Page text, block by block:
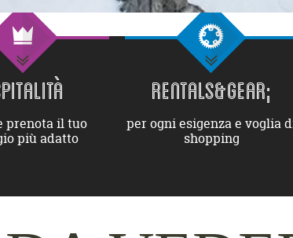
prenota il tuo
più adatto
RENTALS&GEAR;
per ogni esigenza e voglia
shopping